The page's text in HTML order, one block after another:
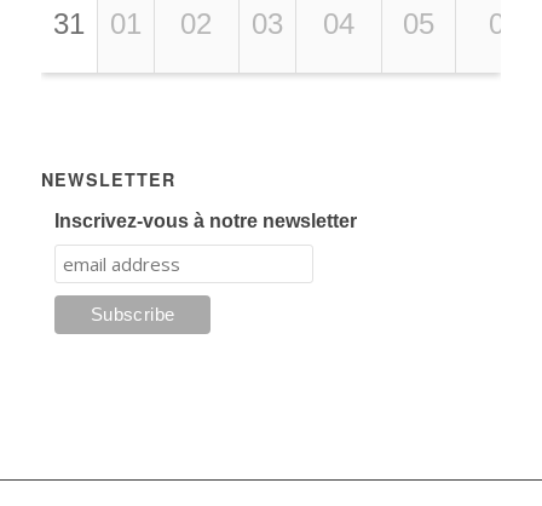
31 01 02 03 04 05 06
NEWSLETTER
Inscrivez-vous à notre newsletter